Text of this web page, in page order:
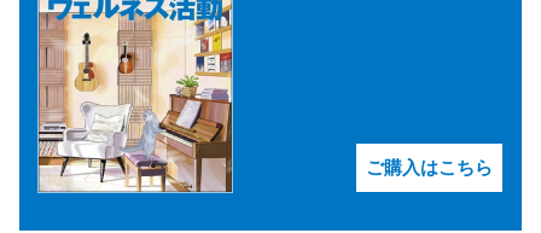
ご購入はこちら